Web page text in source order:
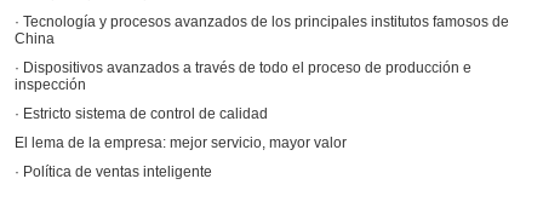
· Tecnología y procesos avanzados de los principales institutos famosos de
China
· Dispositivos avanzados a través de todo el proceso de producción e
inspección
· Estricto sistema de control de calidad
El lema de la empresa: mejor servicio, mayor valor
· Política de ventas inteligente